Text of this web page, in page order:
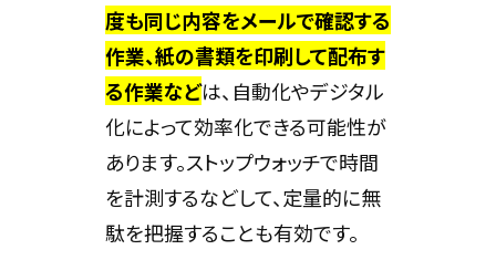
度も同じ内容をメールで確認する
作業、紙の書類を印刷して配布す
る作業などは、自動化やデジタル
化によって効率化できる可能性が
あります。ストップウォッチで時間
を計測するなどして、定量的に無
駄を把握することも有効です。